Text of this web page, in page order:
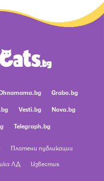
Grabo.bg
Vesti.bg
Nova.bg
Telegraph.bg
Платени публикации
ЛД Известия